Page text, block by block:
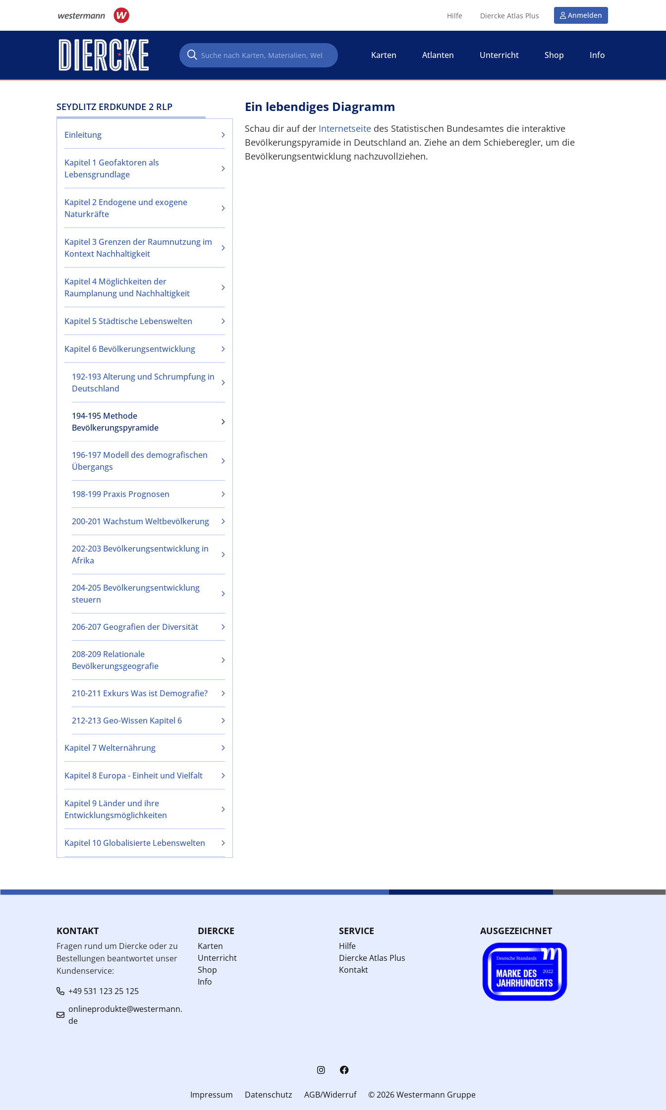
Hilfe Diercke Atlas Plus Anmelden
Karten Atlanten Unterricht Shop Info
SEYDLITZ ERDKUNDE 2 RLP
Einleitung
Kapitel 1 Geofaktoren als
Lebensgrundlage
Kapitel 2 Endogene und exogene
Naturkräfte
Kapitel 3 Grenzen der Raumnutzung im
Kontext Nachhaltigkeit
Kapitel 4 Möglichkeiten der
Raumplanung und Nachhaltigkeit
Kapitel 5 Städtische Lebenswelten
Kapitel 6 Bevölkerungsentwicklung
192-193 Alterung und Schrumpfung in
Deutschland
194-195 Methode
Bevölkerungspyramide
196-197 Modell des demografischen
Übergangs
198-199 Praxis Prognosen
200-201 Wachstum Weltbevölkerung
202-203 Bevölkerungsentwicklung in
Afrika
204-205 Bevölkerungsentwicklung
steuern
206-207 Geografien der Diversität
208-209 Relationale
Bevölkerungsgeografie
210-211 Exkurs Was ist Demografie?
212-213 Geo-Wissen Kapitel 6
Kapitel 7 Welternährung
Kapitel 8 Europa - Einheit und Vielfalt
Kapitel 9 Länder und ihre
Entwicklungsmöglichkeiten
Kapitel 10 Globalisierte Lebenswelten
Ein lebendiges Diagramm
Schau dir auf der Internetseite des Statistischen Bundesamtes die interaktive
Bevölkerungspyramide in Deutschland an. Ziehe an dem Schieberegler, um die
Bevölkerungsentwicklung nachzuvollziehen.
KONTAKT
Fragen rund um Diercke oder zu
Bestellungen beantwortet unser
Kundenservice:
+49 531 123 25 125
onlineprodukte@westermann.
de
DIERCKE
Karten
Unterricht
Shop
Info
SERVICE
Hilfe
Diercke Atlas Plus
Kontakt
AUSGEZEICHNET
Impressum Datenschutz AGB/Widerruf © 2026 Westermann Gruppe